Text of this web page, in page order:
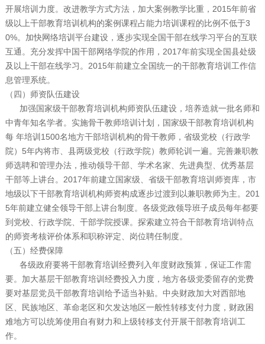
开展培训力度。改进教学方式方法，加大案例教学比重，2015年前省
级以上干部教育培训机构的案例课程占能力培训课程的比例不低于3
0%。加快网络培训平台建设，逐步实现全国干部在线学习平台的互联
互通。充分发挥中国干部网络学院的作用，2017年前实现全国县处级
及以上干部在线学习。2015年前建立全国统一的干部教育培训工作信
息管理系统。
（四）师资队伍建设
加强国家级干部教育培训机构师资队伍建设，培养造就一批名师和
中青年知名学者。实施骨干教师培训计划，国家级干部教育培训机构
每 年培训1500名地方干部培训机构的骨干教师，省级党校（行政学
院）5年内将市、县两级党校（行政学院）教师轮训一遍。完善兼职教
师选聘和管理办法，推动领导干部、学术名家、先进典型、优秀基层
干部等上讲台。2017年前建立国家级、省级干部教育培训师资库，市
地级以下干部教育培训机构师资构成逐步过渡到以兼职教师为主。201
5年前建立健全领导干部上讲台制度。各级党政领导班子成员每年都要
到党校、行政学院、干部学院授课。探索建立符合干部教育培训特点
的师资考核评价体系和职称评定、岗位聘任制度。
（五）经费保障
各级政府要将干部教育培训经费列入年度财政预算，保证工作需
要。加大基层干部教育培训经费投入力度，地方各级党委留存的党费
要对基层党员干部教育培训给予适当补贴。中央财政加大对西部地
区、民族地区、革命老区和欠发达地区一般性转移支付力度，财政困
难地方可以统筹使用自有财力和上级转移支付开展干部教育培训工
作。